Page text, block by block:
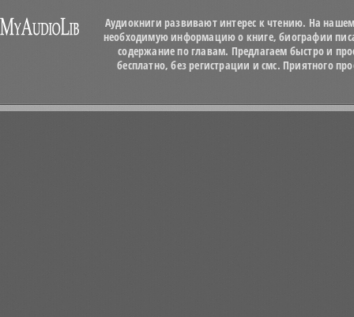
Аудиокниги развивают интерес к чтению. На
необходимую информацию о книге, биографии
содержание по главам. Предлагаем быстро и
бесплатно, без регистрации и смс. Приятного